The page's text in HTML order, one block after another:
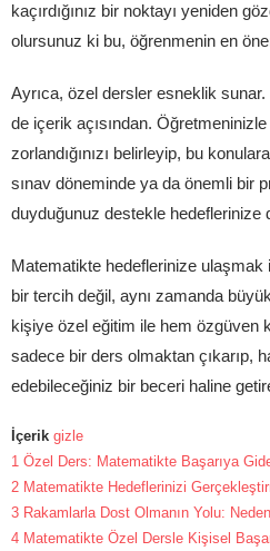
kaçırdığınız bir noktayı yeniden
olursunuz ki bu, öğrenmenin en
Ayrıca, özel dersler esneklik
de içerik açısından.
zorlandığınızı belirleyip, bu
sınav döneminde ya da önemli bir
duyduğunuz destekle hedeflerinize
Matematikte hedeflerinize
bir tercih değil, aynı zamanda
kişiye özel eğitim ile hem özgüven
sadece bir ders olmaktan çıkarıp,
edebileceğiniz bir beceri haline
İçerik gizle
1 Özel Ders: Matematikte Başarıya
2 Matematikte Hedeflerinizi
3 Rakamlarla Dost Olmanın Yolu:
4 Matematikte Özel Dersle Kişisel